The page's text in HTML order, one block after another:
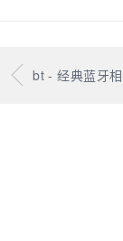
bt - 经典蓝牙